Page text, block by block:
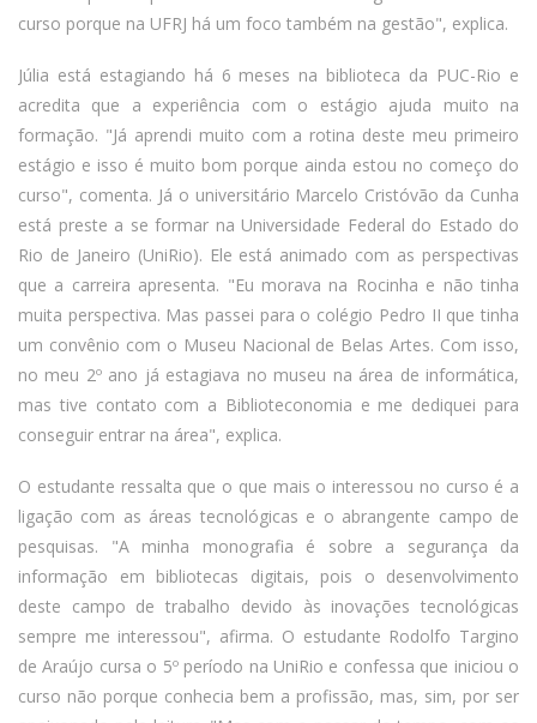
curso porque na UFRJ há um foco também na gestão", explica.
Júlia está estagiando há 6 meses na biblioteca da PUC-Rio e
acredita que a experiência com o estágio ajuda muito na
formação. "Já aprendi muito com a rotina deste meu primeiro
estágio e isso é muito bom porque ainda estou no começo do
curso", comenta. Já o universitário Marcelo Cristóvão da Cunha
está preste a se formar na Universidade Federal do Estado do
Rio de Janeiro (UniRio). Ele está animado com as perspectivas
que a carreira apresenta. "Eu morava na Rocinha e não tinha
muita perspectiva. Mas passei para o colégio Pedro II que tinha
um convênio com o Museu Nacional de Belas Artes. Com isso,
no meu 2º ano já estagiava no museu na área de informática,
mas tive contato com a Biblioteconomia e me dediquei para
conseguir entrar na área", explica.
O estudante ressalta que o que mais o interessou no curso é a
ligação com as áreas tecnológicas e o abrangente campo de
pesquisas. "A minha monografia é sobre a segurança da
informação em bibliotecas digitais, pois o desenvolvimento
deste campo de trabalho devido às inovações tecnológicas
sempre me interessou", afirma. O estudante Rodolfo Targino
de Araújo cursa o 5º período na UniRio e confessa que iniciou o
curso não porque conhecia bem a profissão, mas, sim, por ser